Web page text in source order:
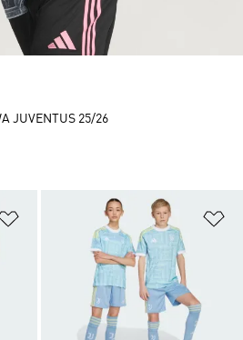
Dodaj do listy życzeń
JUVENTUS 25/26